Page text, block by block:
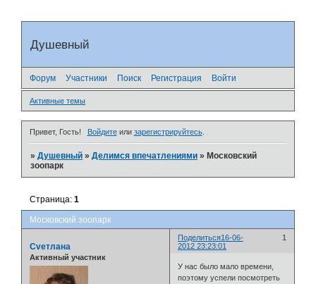
Душевный
Форум Участники Поиск Регистрация Войти
Активные темы
Привет, Гость! Войдитеили зарегистрируйтесь.
»Душевный »Делимся впечатлениями »Московский
зоопарк
Московский зоопарк
Страница:1
Поделиться 1
16-06-
2012 23:23:01
Cveтлана
Активный участник
У нас было мало времени,
поэтому успели посмотреть